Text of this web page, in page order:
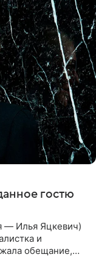
гостю
— Илья Яцкевич)
и
обещание,